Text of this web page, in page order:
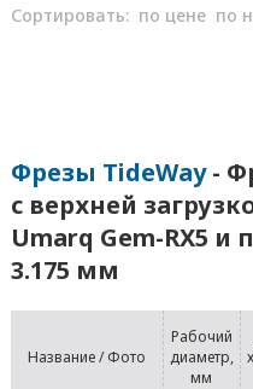
Сортировать: по цене по
Фрезы TideWay-
с верхней
Umarq Gem-RX5 и
3.175 мм
Название / Фото
Рабочий
диаметр,
мм